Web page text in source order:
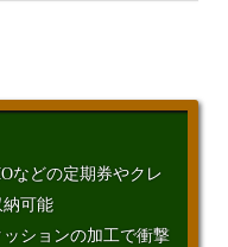
などの定期券やクレ
納可能
ッションの加工で衝撃